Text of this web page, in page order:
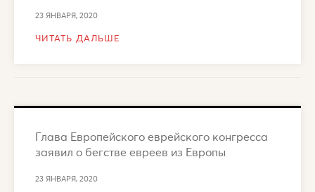
23 ЯНВАРЯ, 2020
ЧИТАТЬ ДАЛЬШЕ
Глава Европейского еврейского конгресса
заявил о бегстве евреев из Европы
23 ЯНВАРЯ, 2020